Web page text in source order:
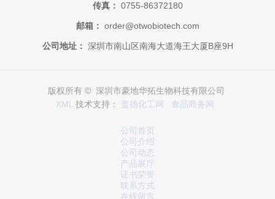
传真： 0755-86372180
邮箱： order@otwobiotech.com
公司地址： 深圳市南山区南海大道海王大厦B座9H
版权所有 © 深圳市豪地华拓生物科技有限公司
XML 技术支持： 盖德化工网 食品商务网
公司首页
公司介绍
公司动态
产品展厅
证书荣誉
联系方式
在线留言